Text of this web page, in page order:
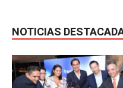
NOTICIAS